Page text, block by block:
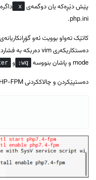
پێش دێڕەکە یان دوگمەی
x
php.ini.
کاتێک تەواو بوویت ئەو
دەستکاریکەری vim دەربکە بە فشاردان لەسەر
mode و پاشان بنووسە
wq: و
دەستپێکردن و چالاککردنی PHP-FPM بە دەرکردنی ئەم فرمانانەی خوارەوە: